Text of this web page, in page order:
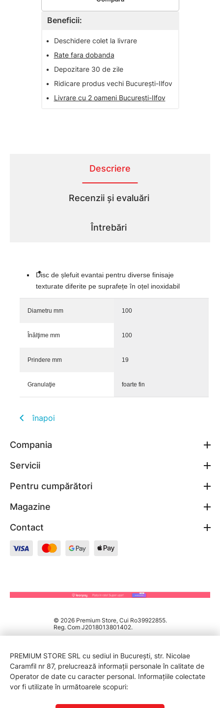
Beneficii:
•
Deschidere colet la livrare
•
Rate fara dobanda
•
Depozitare 30 de zile
•
Ridicare produs vechi București-Ilfov
•
Livrare cu 2 oameni București-Ilfov
Descriere
Recenzii și evaluări
Întrebări
Disc de șlefuit evantai pentru diverse finisaje
texturate diferite pe suprafețe în oțel inoxidabil
Diametru mm 100
Înălţime mm 100
Prindere mm 19
Granulaţie foarte fin
înapoi
Compania
Servicii
Pentru cumpărători
Magazine
Contact
© 2026 Premium Store, Cui Ro39922855.
Reg. Com J2018013801402.
PREMIUM STORE SRL cu sediul in București, str. Nicolae
Caramfil nr 87, prelucrează informații personale în calitate de
Operator de date cu caracter personal. Informațiile colectate
vor fi utilizate în următoarele scopuri: